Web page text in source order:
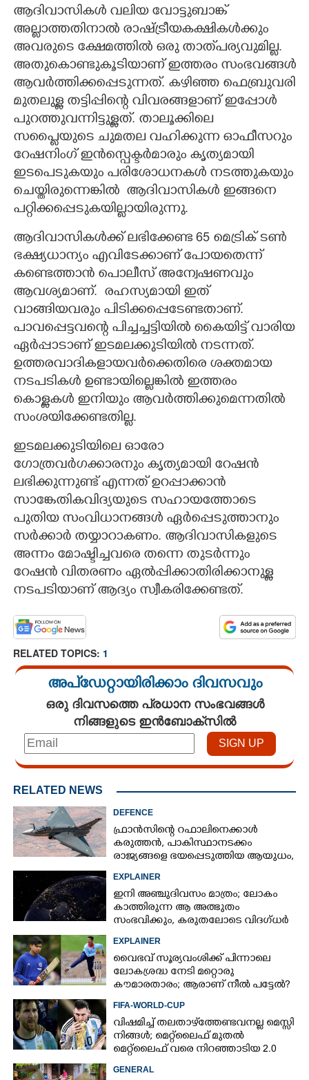
ആദിവാസികൾ വലിയ വോട്ടുബാങ്ക്
അല്ലാത്തതിനാൽ രാഷ്ട്രീയകക്ഷികൾക്കും
അവരുടെ ക്ഷേമത്തിൽ ഒരു താത്‌പര്യവുമില്ല.
അതുകൊണ്ടുകൂടിയാണ് ഇത്തരം സംഭവങ്ങൾ
ആവർത്തിക്കപ്പെടുന്നത്. കഴിഞ്ഞ ഫെബ്രുവരി
മുതലുള്ള തട്ടിപ്പിന്റെ വിവരങ്ങളാണ് ഇപ്പോൾ
പുറത്തുവന്നിട്ടുള്ളത്. താലൂക്കിലെ
സപ്ളൈയുടെ ചുമതല വഹിക്കുന്ന ഓഫീസറും
റേഷനിംഗ് ഇൻസ്പെക്ടർമാരും കൃത്യമായി
ഇടപെടുകയും പരിശോധനകൾ നടത്തുകയും
ചെയ്തിരുന്നെങ്കിൽ ‌ ആദിവാസികൾ ഇങ്ങനെ
പറ്റിക്കപ്പെടുകയില്ലായിരുന്നു.
ആദിവാസികൾക്ക് ലഭിക്കേണ്ട 65 മെട്രിക് ടൺ
ഭക്ഷ്യധാന്യം എവിടേക്കാണ് പോയതെന്ന്
കണ്ടെത്താൻ പൊലീസ് അന്വേഷണവും
ആവശ്യമാണ്. ‌ രഹസ്യമായി ഇത്
വാങ്ങിയവരും പിടിക്കപ്പെടേണ്ടതാണ്.
പാവപ്പെട്ടവന്റെ പിച്ചച്ചട്ടിയിൽ കൈയിട്ട് വാരിയ
ഏർപ്പാടാണ് ഇടമലക്കുടിയിൽ നടന്നത്.
ഉത്തരവാദികളായവർക്കെതിരെ ശക്തമായ
നടപടികൾ ഉണ്ടായില്ലെങ്കിൽ ഇത്തരം
കൊള്ളകൾ ഇനിയും ആവർത്തിക്കുമെന്നതിൽ
സംശയിക്കേണ്ടതില്ല.
ഇടമലക്കുടിയിലെ ഓരോ
ഗോത്രവർഗക്കാരനും കൃത്യമായി റേഷൻ
ലഭിക്കുന്നുണ്ട് എന്നത് ഉറപ്പാക്കാൻ
സാങ്കേതികവിദ്യയുടെ സഹായത്തോടെ
പുതിയ സംവിധാനങ്ങൾ ഏർപ്പെടുത്താനും
സർക്കാർ തയ്യാറാകണം. ആദിവാസികളുടെ
അന്നം മോഷ്ടിച്ചവരെ തന്നെ തുടർന്നും
റേഷൻ വിതരണം ഏൽപ്പിക്കാതിരിക്കാനുള്ള
നടപടിയാണ് ആദ്യം സ്വീകരിക്കേണ്ടത്.
RELATED TOPICS: 1
അപ്ഡേറ്റായിരിക്കാം ദിവസവും
ഒരു ദിവസത്തെ പ്രധാന സംഭവങ്ങൾ
നിങ്ങളുടെ ഇൻബോക്സിൽ
RELATED NEWS
DEFENCE
ഫ്രാൻസിന്റെ റഫാലിനെക്കാൾ
കരുത്തൻ,​ പാകിസ്ഥാനടക്കം
രാജ്യങ്ങളെ ഭയപ്പെടുത്തിയ ആയുധം,​
EXPLAINER
ഇനി അഞ്ചുദിവസം മാത്രം; ലോകം
കാത്തിരുന്ന ആ അത്ഭുതം
സംഭവിക്കും, കരുതലോടെ വിദഗ്ധർ
EXPLAINER
വൈഭവ് സൂര്യവംശിക്ക് പിന്നാലെ
ലോകശ്രദ്ധ നേടി മറ്റൊരു
കൗമാരതാരം; ആരാണ് നീൽ പട്ടേൽ?
FIFA-WORLD-CUP
വിഷമിച്ച് തലതാഴ്‌ത്തേണ്ടവനല്ല മെസ്സി
നിങ്ങള്‍; മെറ്റ്‌ലൈഫ് മുതല്‍
മെറ്റ്‌ലൈഫ് വരെ നിറഞ്ഞാടിയ 2.0
GENERAL